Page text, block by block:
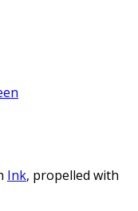
Ink, propelled with